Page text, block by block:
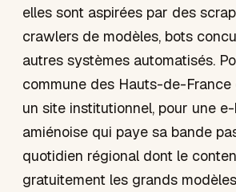
elles sont aspirées par des
crawlers de modèles, bots
autres systèmes automatisés.
commune des Hauts-de-
un site institutionnel, pour une
amiénoise qui paye sa bande
quotidien régional dont le
gratuitement les grands